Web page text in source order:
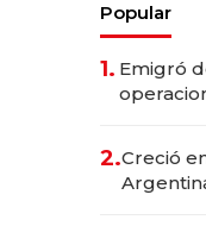
Popular
1. Emigró
2.Creció